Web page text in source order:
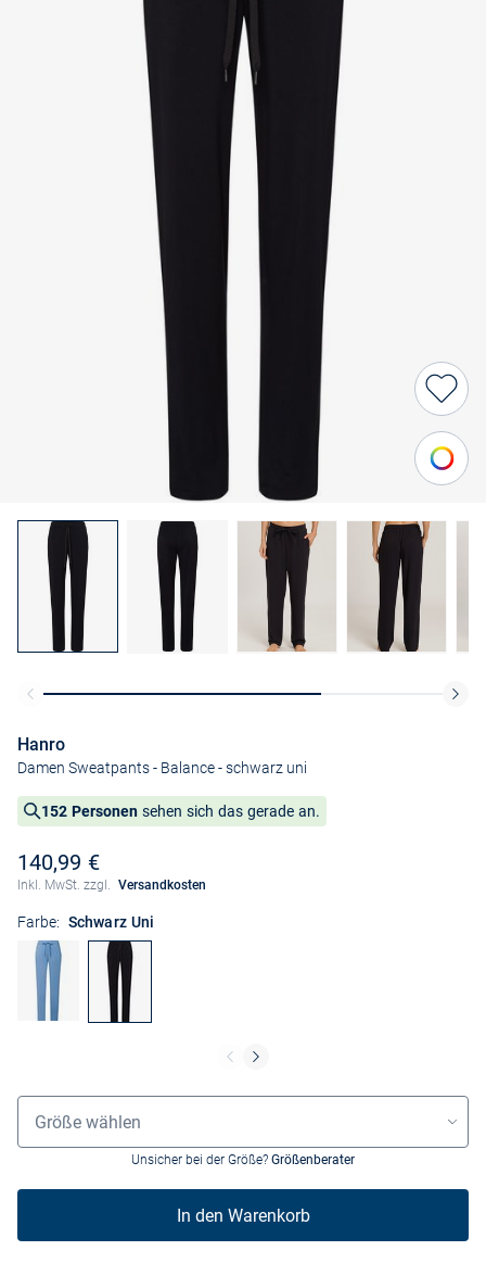
Hanro
Damen Sweatpants - Balance- schwarz uni
152 Personen sehen sich das gerade an.
140,99 €
Inkl. MwSt. zzgl. Versandkosten
Farbe: Schwarz Uni
Größenauswahl
Größe wählen
Unsicher bei der Größe? Größenberater
In den Warenkorb